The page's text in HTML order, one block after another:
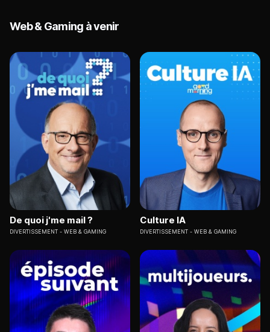
Web & Gaming à venir
De quoi j'me mail ?
DIVERTISSEMENT WEB & GAMING
Culture IA
DIVERTISSEMENT WEB & GAMING